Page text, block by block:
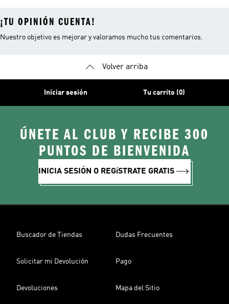
¡TU OPINIÓN CUENTA!
Nuestro objetivo es mejorar y valoramos mucho tus comentarios.
Volver arriba
Iniciar sesión Tu carrito (0)
ÚNETE AL CLUB Y RECIBE 300
PUNTOS DE BIENVENIDA
INICIA SESIÓN O REGíSTRATE GRATIS
Buscador de Tiendas Dudas Frecuentes
Solicitar mi Devolución Pago
Devoluciones Mapa del Sitio